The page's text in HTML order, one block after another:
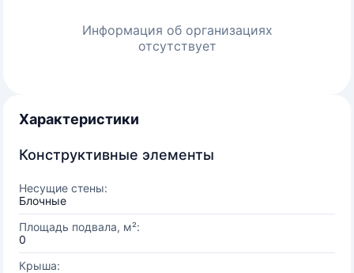
Информация об организациях
отсутствует
Характеристики
Конструктивные элементы
Несущие стены:
Блочные
Площадь подвала, м²:
0
Крыша: